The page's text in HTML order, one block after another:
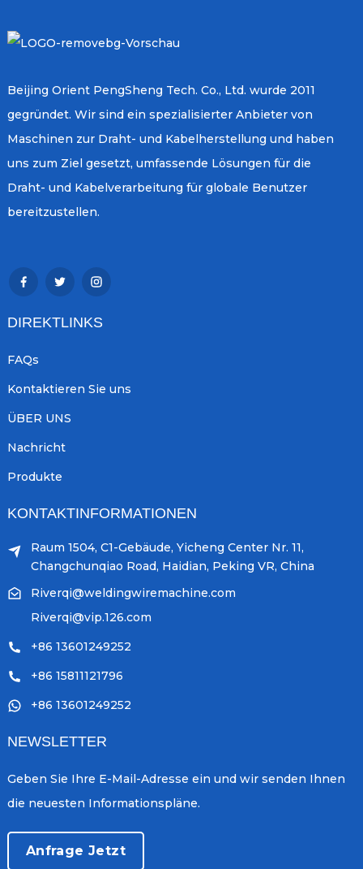
Beijing Orient PengSheng Tech. Co., Ltd. wurde 2011
gegründet. Wir sind ein spezialisierter Anbieter von
Maschinen zur Draht- und Kabelherstellung und haben
uns zum Ziel gesetzt, umfassende Lösungen für die
Draht- und Kabelverarbeitung für globale Benutzer
bereitzustellen.
DIREKTLINKS
FAQs
Kontaktieren Sie uns
ÜBER UNS
Nachricht
Produkte
KONTAKTINFORMATIONEN
Raum 1504, C1-Gebäude, Yicheng Center Nr. 11,
Changchunqiao Road, Haidian, Peking VR, China
Riverqi@weldingwiremachine.com
Riverqi@vip.126.com
+86 13601249252
+86 15811121796
+86 13601249252
NEWSLETTER
Geben Sie Ihre E-Mail-Adresse ein und wir senden Ihnen
die neuesten Informationspläne.
Anfrage Jetzt